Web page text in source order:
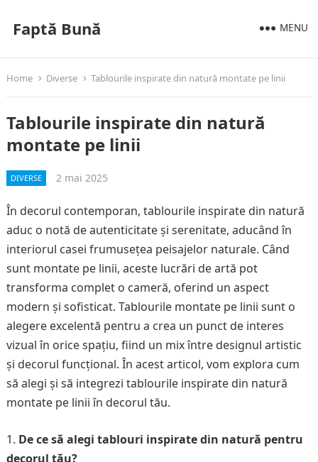
Faptă Bună MENU
Home Diverse Tablourile inspirate din natură montate pe linii
Tablourile inspirate din natură
montate pe linii
DIVERSE 2 mai 2025
În decorul contemporan, tablourile inspirate din natură
aduc o notă de autenticitate și serenitate, aducând în
interiorul casei frumusețea peisajelor naturale. Când
sunt montate pe linii, aceste lucrări de artă pot
transforma complet o cameră, oferind un aspect
modern și sofisticat. Tablourile montate pe linii sunt o
alegere excelentă pentru a crea un punct de interes
vizual în orice spațiu, fiind un mix între designul artistic
și decorul funcțional. În acest articol, vom explora cum
să alegi și să integrezi tablourile inspirate din natură
montate pe linii în decorul tău.
De ce să alegi tablouri inspirate din natură pentru
decorul tău?